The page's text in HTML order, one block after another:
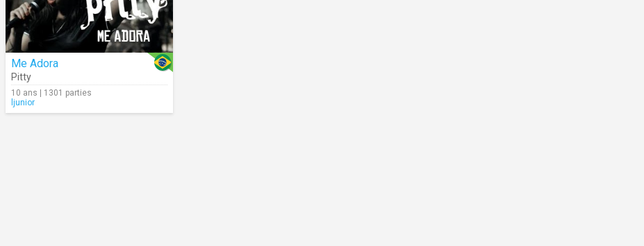
Me Adora
Pitty
10 ans | 1301 parties
ljunior